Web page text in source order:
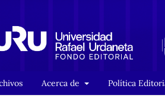
Acerca de Política